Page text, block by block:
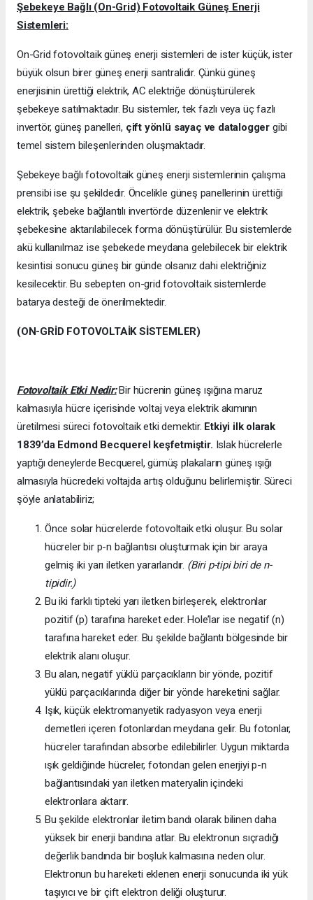
Şebekeye Bağlı (On-Grid) Fotovoltaik Güneş Enerji
Sistemleri:
On-Grid fotovoltaik güneş enerji sistemleri de ister küçük, ister
büyük olsun birer güneş enerji santralidir. Çünkü güneş
enerjisinin ürettiği elektrik, AC elektriğe dönüştürülerek
şebekeye satılmaktadır. Bu sistemler, tek fazlı veya üç fazlı
invertör, güneş panelleri, çift yönlü sayaç ve datalogger gibi
temel sistem bileşenlerinden oluşmaktadır.
Şebekeye bağlı fotovoltaik güneş enerji sistemlerinin çalışma
prensibi ise şu şekildedir. Öncelikle güneş panellerinin ürettiği
elektrik, şebeke bağlantılı invertörde düzenlenir ve elektrik
şebekesine aktarılabilecek forma dönüştürülür. Bu sistemlerde
akü kullanılmaz ise şebekede meydana gelebilecek bir elektrik
kesintisi sonucu güneş bir günde olsanız dahi elektriğiniz
kesilecektir. Bu sebepten on-grid fotovoltaik sistemlerde
batarya desteği de önerilmektedir.
(ON-GRİD FOTOVOLTAİK SİSTEMLER)
Fotovoltaik Etki Nedir:Bir hücrenin güneş ışığına maruz
kalmasıyla hücre içerisinde voltaj veya elektrik akımının
üretilmesi süreci fotovoltaik etki demektir. Etkiyi ilk olarak
1839’da Edmond Becquerel keşfetmiştir. Islak hücrelerle
yaptığı deneylerde Becquerel, gümüş plakaların güneş ışığı
almasıyla hücredeki voltajda artış olduğunu belirlemiştir. Süreci
şöyle anlatabiliriz;
Önce solar hücrelerde fotovoltaik etki oluşur. Bu solar
hücreler bir p-n bağlantısı oluşturmak için bir araya
gelmiş iki yarı iletken yararlandır. (Biri p-tipi biri de n-
tipidir.)
Bu iki farklı tipteki yarı iletken birleşerek, elektronlar
pozitif (p) tarafına hareket eder. Hole’lar ise negatif (n)
tarafına hareket eder. Bu şekilde bağlantı bölgesinde bir
elektrik alanı oluşur.
Bu alan, negatif yüklü parçacıkların bir yönde, pozitif
yüklü parçacıklarında diğer bir yönde hareketini sağlar.
Işık, küçük elektromanyetik radyasyon veya enerji
demetleri içeren fotonlardan meydana gelir. Bu fotonlar,
hücreler tarafından absorbe edilebilirler. Uygun miktarda
ışık geldiğinde hücreler, fotondan gelen enerjiyi p-n
bağlantısındaki yarı iletken materyalin içindeki
elektronlara aktarır.
Bu şekilde elektronlar iletim bandı olarak bilinen daha
yüksek bir enerji bandına atlar. Bu elektronun sıçradığı
değerlik bandında bir boşluk kalmasına neden olur.
Elektronun bu hareketi eklenen enerji sonucunda iki yük
taşıyıcı ve bir çift elektron deliği oluşturur.